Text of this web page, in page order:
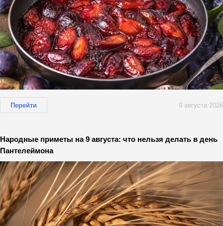
Перейти 9 августа 2026
Народные приметы на 9 августа: что нельзя делать в день
Пантелеймона